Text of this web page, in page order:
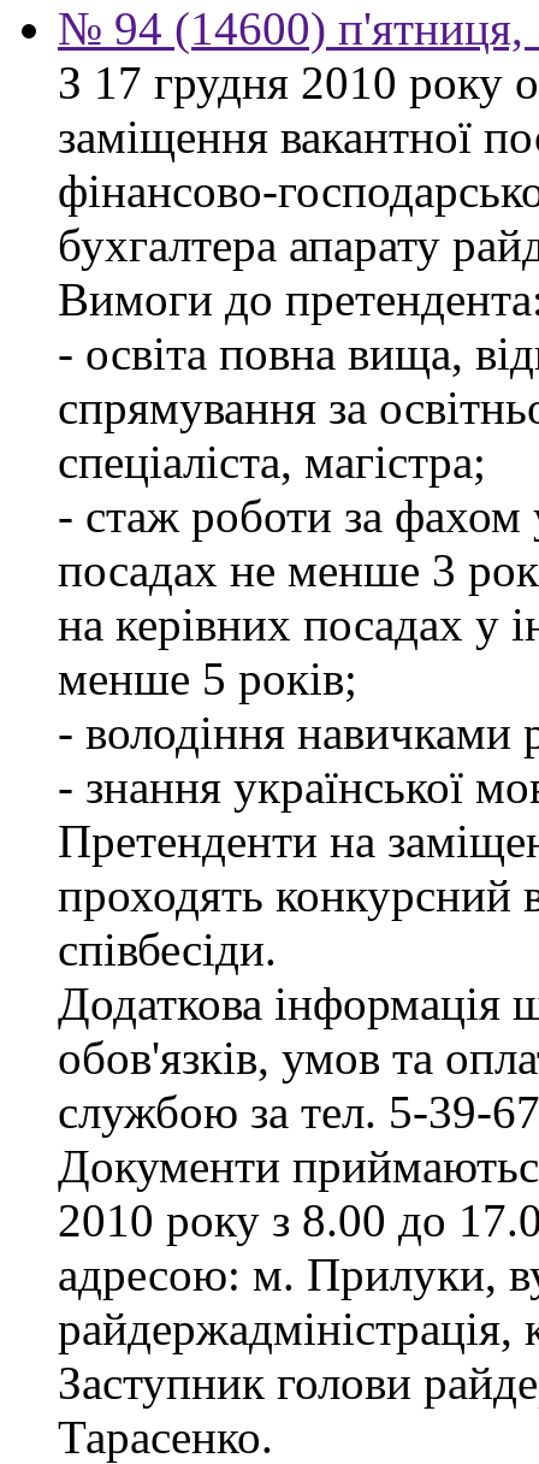
№ 94 (14600) п'ятниця,
З 17 грудня 2010 року
заміщення вакантної
фінансово-
бухгалтера апарату
Вимоги до
- освіта повна вища,
спрямування за
спеціаліста, магістра;
- стаж роботи за фахом
посадах не менше 3
на керівних посадах у
менше 5 років;
- володіння навичками
- знання української
Претенденти на
проходять конкурсний
співбесіди.
Додаткова інформація
обов'язків, умов та
службою за тел. 5-39-
Документи
2010 року з 8.00 до
адресою: м. Прилуки,
Заступник голови
Тарасенко.